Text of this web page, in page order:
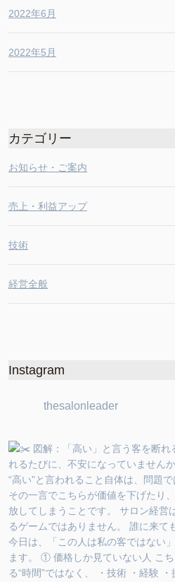
2022年6月
2022年5月
カテゴリー
お知らせ・ご案内
売上・利益アップ
技術
経営全般
Instagram
thesalonleader